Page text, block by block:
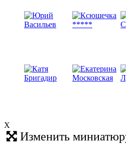
X
Изменить